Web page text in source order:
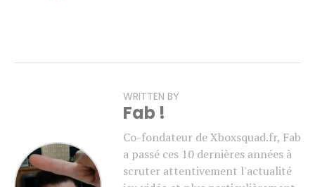
WRITTEN BY
Fab !
Co-fondateur de Xboxsquad.fr, Fab
a passé ces 10 dernières années à
scruter attentivement l'actualité